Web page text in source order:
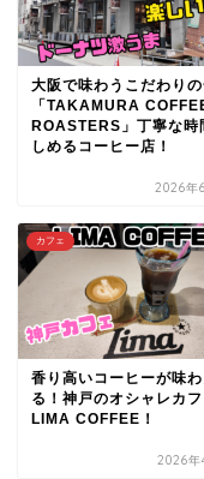
大阪で味わうこだわり
「TAKAMURA
ROASTERS」丁寧な時
しめるコーヒー店！
2026年
カフェ
香り高いコーヒーが味わ
る！神戸のオシャレカフ
LIMA COFFEE！
2026年